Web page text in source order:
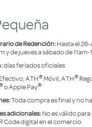
de Redención:Hasta el
y de jueves a sábado de
días feriados oficiales
ATH® Móvil; ATH®
o Apple Pay®
Toda compra es final y no
adicionales:No es válido
Code digital en el comercio